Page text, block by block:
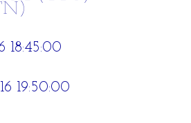
18:45:00
19:50:00